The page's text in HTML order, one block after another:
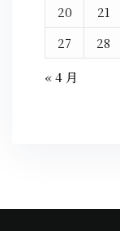
20
21
27
28
« 4 月